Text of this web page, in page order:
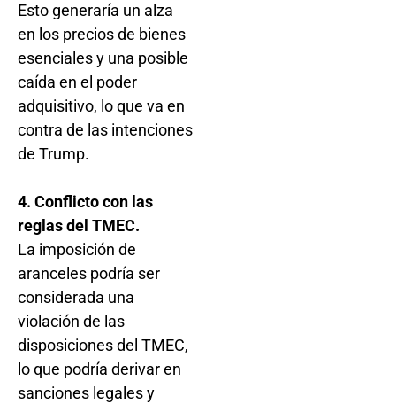
Esto generaría un alza
en los precios de bienes
esenciales y una posible
caída en el poder
adquisitivo, lo que va en
contra de las intenciones
de Trump.
4. Conflicto con las
reglas del TMEC.
La imposición de
aranceles podría ser
considerada una
violación de las
disposiciones del TMEC,
lo que podría derivar en
sanciones legales y